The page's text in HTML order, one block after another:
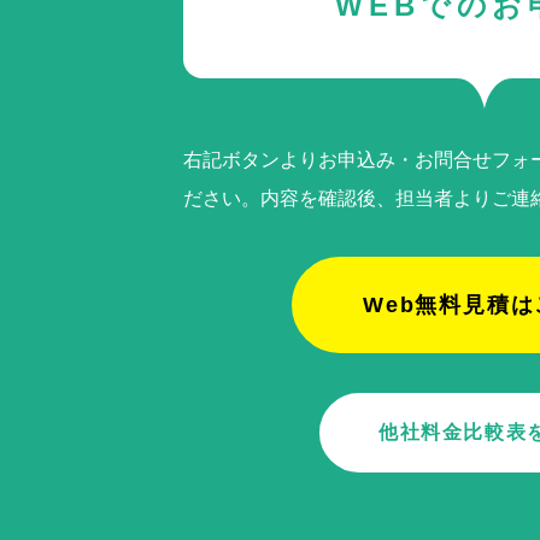
右記ボタンよりお申込み・お問合せフォ
ださい。内容を確認後、担当者よりご連
Web無料見積は
他社料金比較表